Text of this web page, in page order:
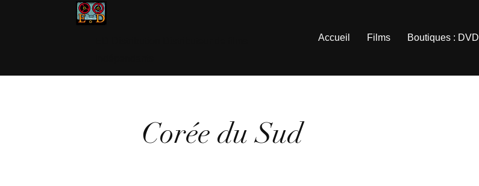
Accueil Films Boutiques : DVD
Corée du Sud